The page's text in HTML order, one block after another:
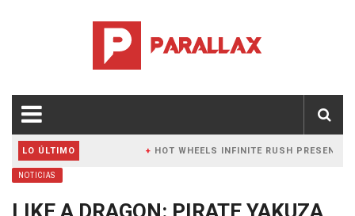
LO ÚLTIMO
Y PC HOT WHEELS INFINITE RUSH PRESENTA
NOTICIAS
LIKE A DRAGON: PIRATE YAKUZA